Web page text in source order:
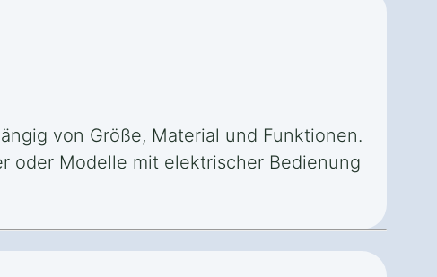
von Größe, Material und Funktionen.
oder Modelle mit elektrischer Bedienung